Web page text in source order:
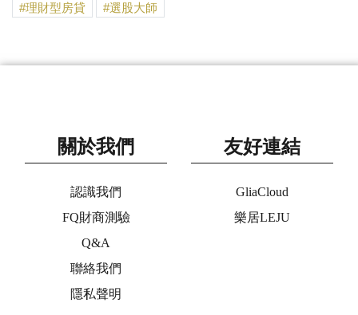
理財型房貸
選股大師
關於我們
認識我們
FQ財商測驗
Q&A
聯絡我們
隱私聲明
友好連結
GliaCloud
樂居LEJU